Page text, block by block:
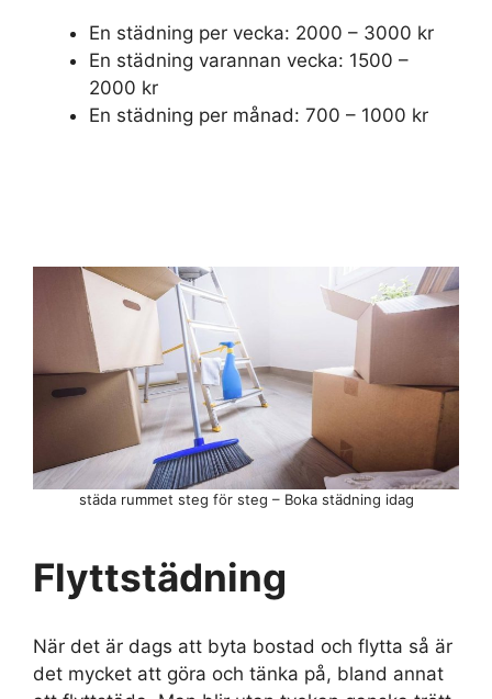
En städning per vecka: 2000 – 3000 kr
En städning varannan vecka: 1500 –
2000 kr
En städning per månad: 700 – 1000 kr
Flyttstädning
När det är dags att byta bostad och flytta så är
det mycket att göra och tänka på, bland annat
städa rummet steg för steg – Boka städning idag